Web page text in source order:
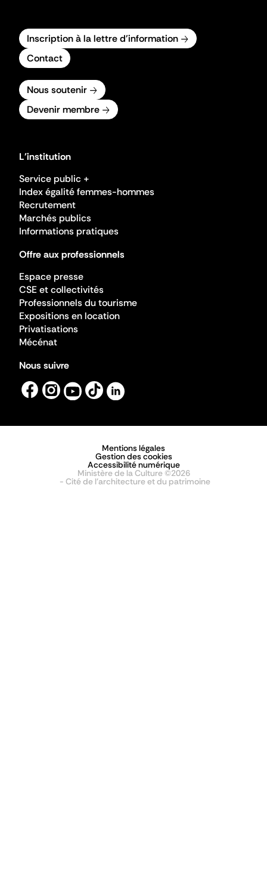
Inscription à la lettre d'information
Contact
Nous soutenir
Devenir membre
L'institution
Service public +
Index égalité femmes-hommes
Recrutement
Marchés publics
Informations pratiques
Offre aux professionnels
Espace presse
CSE et collectivités
Professionnels du tourisme
Expositions en location
Privatisations
Mécénat
Nous suivre
Mentions légales
Gestion des cookies
Accessibilité numérique
Ministère de la Culture ©2026
- Cité de l'architecture et du patrimoine